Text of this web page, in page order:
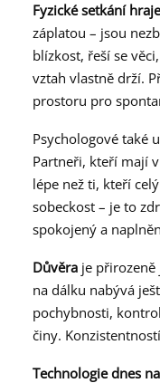
Fyzické setkání
záplatou – jsou
blízkost, řeší se
vztah vlastně drží.
prostoru pro
Psychologové také
Partneři, kteří mají
lépe než ti, kteří
sobeckost – je to
spokojený a
Důvěra je
na dálku nabývá
pochybnosti,
činy.
Technologie dnes